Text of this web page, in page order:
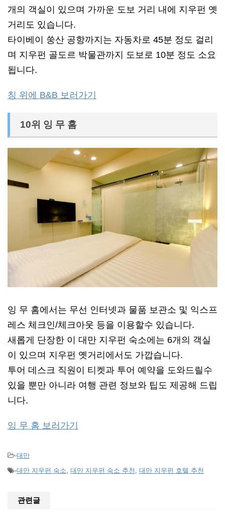
개의 객실이 있으며 가까운 도보 거리 내에 지우펀 옛
거리도 있습니다.
타이베이 쑹산 공항까지는 자동차로 45분 정도 걸리
며 지우펀 골도르 박물관까지 도보로 10분 정도 소요
됩니다.
칭 위에 B&B 보러가기
10위 잉 무 홈
잉 무 홈에서는 무선 인터넷과 물품 보관소 및 익스프
레스 체크인/체크아웃 등을 이용할수 있습니다.
새롭게 단장한 이 대만 지우펀 숙소에는 6개의 객실
이 있으며 지우펀 옛거리에서도 가깝습니다.
투어 데스크 직원이 티켓과 투어 예약을 도와드릴수
있을 뿐만 아니라 여행 관련 정보와 팁도 제공해 드립
니다.
잉 무 홈 보러가기
-대만
-대만 지우펀 숙소 대만 지우펀 숙소 추천 대만 지우펀 호텔 추천
관련글